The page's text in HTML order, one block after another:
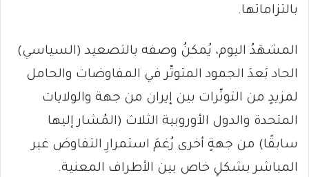
بالتزاماتها.
المشهَدُ اليوم، يُمكنُ وصفه بالتصعيد (السياسي)
الحاد بَعدَ الجمود المتوتّر في المفاوضات والحامل
لمزيدٍ من التوتّرات بين إيران من جهة والولايات
المتحدة والدول الأوروبية الثلاث (المُشار إليها
سابقًا) من جهةٍ أخرى رُغمَ استمرارِ التفاوض غير
المباشر بشكلٍ خاص بين الأطراف المعنية.